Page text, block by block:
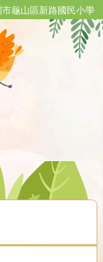
龜山區新路國民小學